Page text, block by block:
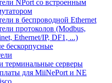
NPort со встроенным
в беспроводной Ethernet
протоколов (Modbus,
Ethernet/IP, DF1, ...)
бескорпусные
терминальные серверы
для MiiNePort и NE